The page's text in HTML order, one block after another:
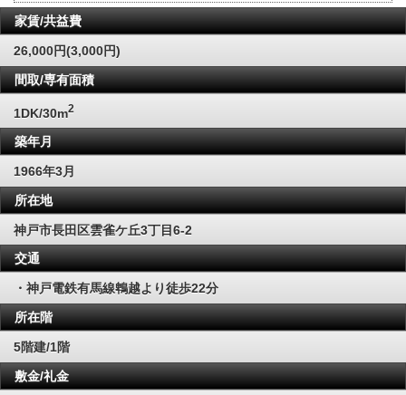
家賃/共益費
26,000円(3,000円)
間取/専有面積
1DK/30m2
築年月
1966年3月
所在地
神戸市長田区雲雀ケ丘3丁目6-2
交通
・神戸電鉄有馬線鵯越より徒歩22分
所在階
5階建/1階
敷金/礼金